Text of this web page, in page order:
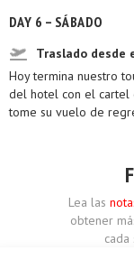
DAY 6 – SÁBADO
Traslado desde
Hoy termina nuestro
del hotel con el cartel
tome su vuelo de
Lea las
obtener